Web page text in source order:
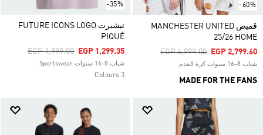
-60%
قميص MANCHESTER UNITED
25/26 HOME
Price Reduced From
EGP 6,999.00ToEGP 2,799.60
شباب 8-16 سنوات كرة القدم
MADE FOR THE FANS
-35%
تيشيرت FUTURE ICONS LOGO
PIQUÉ
Price Reduced From
EGP 1,999.00ToEGP 1,299.35
شباب 8-16 سنوات Sportswear
3 Colours